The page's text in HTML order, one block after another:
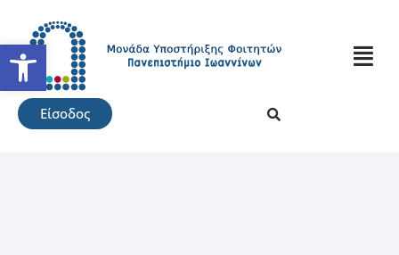
Ανοίξτε τη γραμμή
Είσοδος